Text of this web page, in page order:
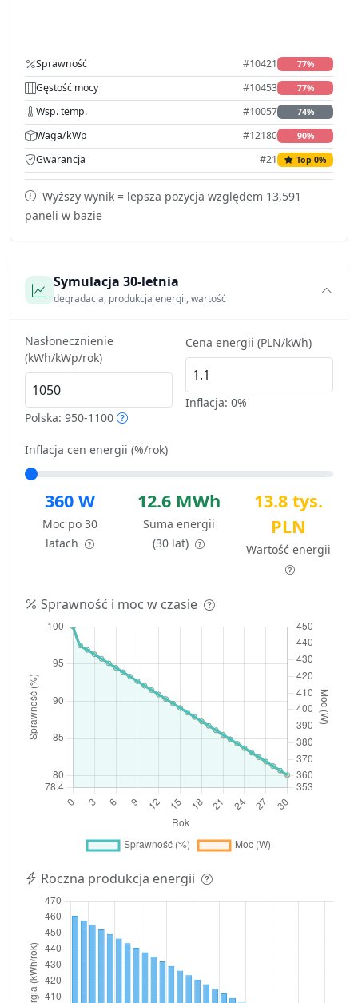
Sprawność #10421 77%
Gęstość mocy #10453 77%
Wsp. temp. #10057 74%
Waga/kWp #12180 90%
Gwarancja #21 Top 0%
Wyższy wynik = lepsza pozycja względem 13,591
paneli w bazie
Symulacja 30-letnia
degradacja, produkcja energii, wartość
Nasłonecznienie
(kWh/kWp/rok)
Polska: 950-1100
Cena energii (PLN/kWh)
Inflacja: 0%
Inflacja cen energii (%/rok)
360 W
Moc po 30
latach
12.6 MWh
Suma energii
(30 lat)
13.8 tys.
PLN
Wartość energii
Sprawność i moc w czasie
Roczna produkcja energii